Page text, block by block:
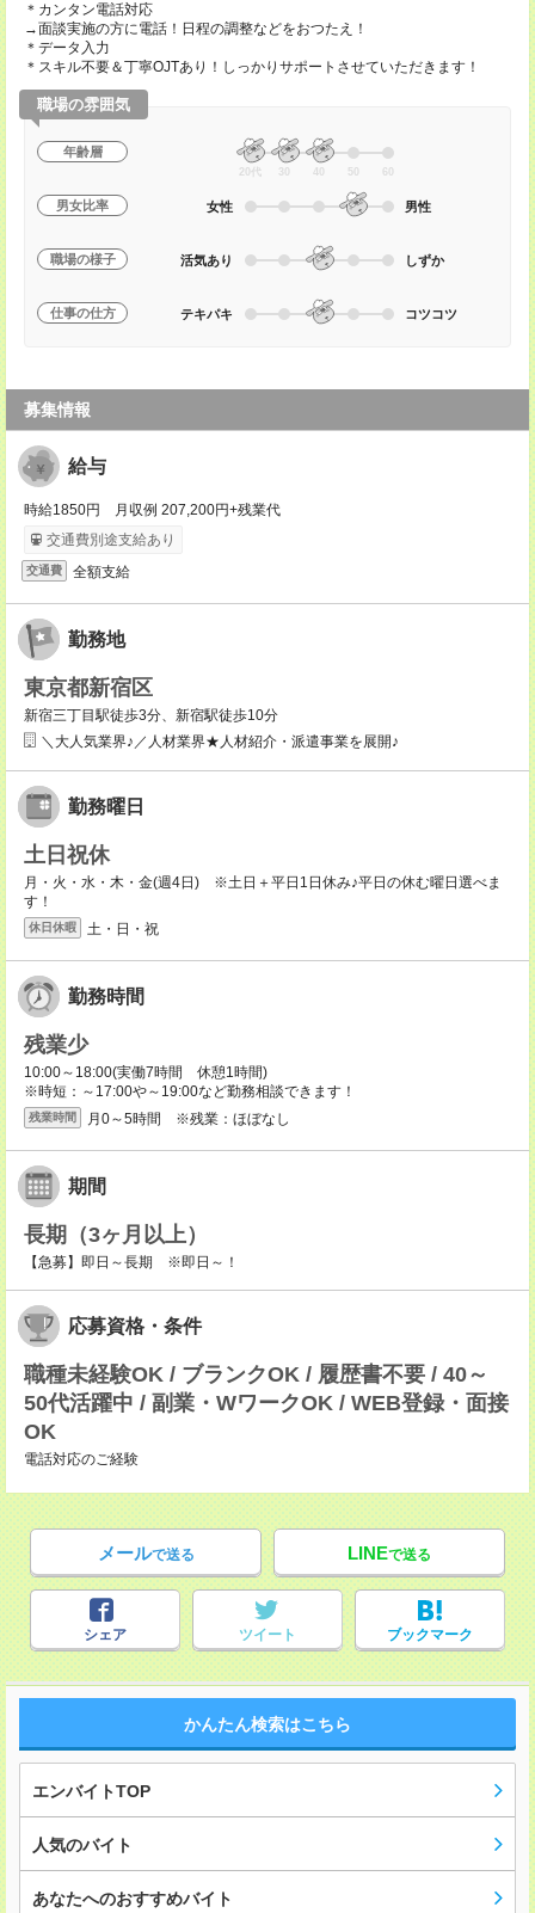
＊カンタン電話対応
→面談実施の方に電話！日程の調整などをおつたえ！
＊データ入力
＊スキル不要＆丁寧OJTあり！しっかりサポートさせていただきます！
職場の雰囲気
年齢層
20代 30 40 50 60
男女比率 女性 男性
職場の様子 活気あり しずか
仕事の仕方 テキパキ コツコツ
募集情報
給与
時給1850円 月収例 207,200円+残業代
交通費別途支給あり
交通費 全額支給
勤務地
東京都新宿区
新宿三丁目駅徒歩3分、新宿駅徒歩10分
＼大人気業界♪／人材業界★人材紹介・派遣事業を展開♪
勤務曜日
土日祝休
月・火・水・木・金(週4日) ※土日＋平日1日休み♪平日の休む曜日選べま
す！
休日休暇 土・日・祝
勤務時間
残業少
10:00～18:00(実働7時間 休憩1時間)
※時短：～17:00や～19:00など勤務相談できます！
残業時間 月0～5時間 ※残業：ほぼなし
期間
長期（3ヶ月以上）
【急募】即日～長期 ※即日～！
応募資格・条件
職種未経験OK / ブランクOK / 履歴書不要 / 40～
50代活躍中 / 副業・WワークOK / WEB登録・面接
OK
電話対応のご経験
メールで送る LINEで送る
シェア ツイート ブックマーク
かんたん検索はこちら
エンバイトTOP
人気のバイト
あなたへのおすすめバイト